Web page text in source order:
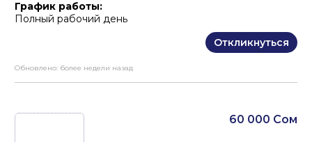
График работы:
Полный рабочий день
Откликнуться
Обновлено: более недели назад
60 000 Сом